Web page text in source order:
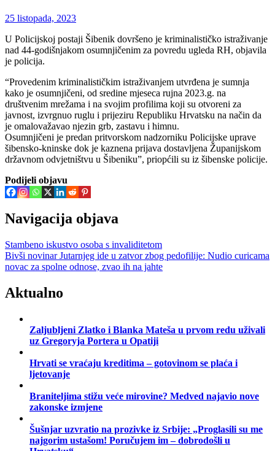
25 listopada, 2023
U Policijskoj postaji Šibenik dovršeno je kriminalističko istraživanje
nad 44-godišnjakom osumnjičenim za povredu ugleda RH, objavila
je policija.
“Provedenim kriminalističkim istraživanjem utvrđena je sumnja
kako je osumnjičeni, od sredine mjeseca rujna 2023.g. na
društvenim mrežama i na svojim profilima koji su otvoreni za
javnost, izvrgnuo ruglu i prijeziru Republiku Hrvatsku na način da
je omalovažavao njezin grb, zastavu i himnu.
Osumnjičeni je predan pritvorskom nadzorniku Policijske uprave
šibensko-kninske dok je kaznena prijava dostavljena Županijskom
državnom odvjetništvu u Šibeniku”, priopćili su iz šibenske policije.
Podijeli objavu
Navigacija objava
Stambeno iskustvo osoba s invaliditetom
Bivši novinar Jutarnjeg ide u zatvor zbog pedofilije: Nudio curicama
novac za spolne odnose, zvao ih na jahte
Aktualno
Zaljubljeni Zlatko i Blanka Mateša u prvom redu uživali
uz Gregoryja Portera u Opatiji
Hrvati se vraćaju kreditima – gotovinom se plaća i
ljetovanje
Braniteljima stižu veće mirovine? Medved najavio nove
zakonske izmjene
Šušnjar uzvratio na prozivke iz Srbije: „Proglasili su me
najgorim ustašom! Poručujem im – dobrodošli u